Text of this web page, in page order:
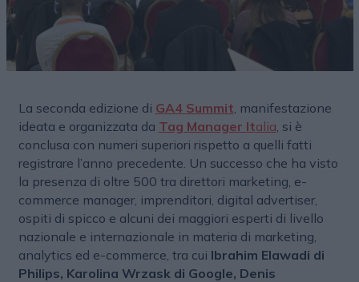
La seconda edizione di GA4 Summit , manifestazione
ideata e organizzata da Tag Manager Italia , si è
conclusa con numeri superiori rispetto a quelli fatti
registrare l’anno precedente. Un successo che ha visto
la presenza di oltre 500 tra direttori marketing, e-
commerce manager, imprenditori, digital advertiser,
ospiti di spicco e alcuni dei maggiori esperti di livello
nazionale e internazionale in materia di marketing,
analytics ed e-commerce, tra cui Ibrahim Elawadi di
Philips, Karolina Wrzask di Google, Denis